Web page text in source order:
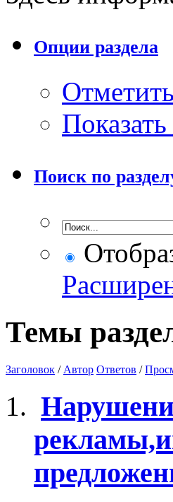
Опции раздела
Поиск по
Темы
Заголовок / Автор Ответов /